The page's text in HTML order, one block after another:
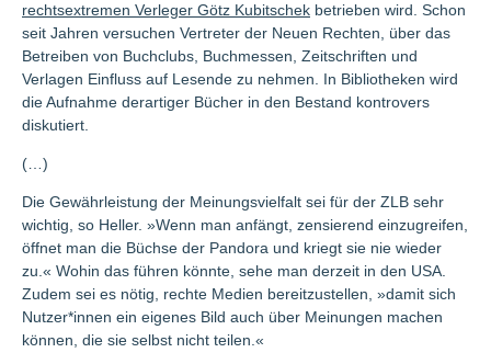
rechtsextremen Verleger Götz Kubitschek betrieben wird. Schon
seit Jahren versuchen Vertreter der Neuen Rechten, über das
Betreiben von Buchclubs, Buchmessen, Zeitschriften und
Verlagen Einfluss auf Lesende zu nehmen. In Bibliotheken wird
die Aufnahme derartiger Bücher in den Bestand kontrovers
diskutiert.
(…)
Die Gewährleistung der Meinungsvielfalt sei für der ZLB sehr
wichtig, so Heller. »Wenn man anfängt, zensierend einzugreifen,
öffnet man die Büchse der Pandora und kriegt sie nie wieder
zu.« Wohin das führen könnte, sehe man derzeit in den USA.
Zudem sei es nötig, rechte Medien bereitzustellen, »damit sich
Nut­ze­r*in­nen ein eigenes Bild auch über Meinungen machen
können, die sie selbst nicht teilen.«